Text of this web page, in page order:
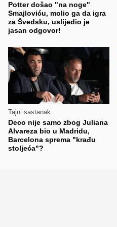
Potter došao "na noge"
Smajloviću, molio ga da igra
za Švedsku, uslijedio je
jasan odgovor!
Tajni sastanak
Deco nije samo zbog Juliana
Alvareza bio u Madridu,
Barcelona sprema "krađu
stoljeća"?